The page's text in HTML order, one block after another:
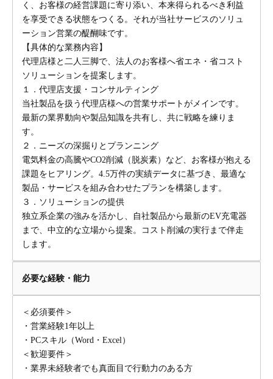
く、お客様の経営課題に寄り添い、本来得られるべき利益
を享受できる状態をつくる。それが当社サービスのソリュ
ーション営業の醍醐味です。
【具体的な業務内容】
代理店様と二人三脚で、法人のお客様へ省エネ・省コスト
ソリューションを提案します。
１．代理店支援・コンサルティング
当社製品を扱う代理店様への営業サポートがメインです。
最新の業界動向や製品知識を共有し、共に戦略を練りま
す。
２．ニーズの深掘りとプランニング
電気料金の高騰やCO2削減（脱炭素）など、お客様が抱える
課題をヒアリング。4.5万件の実績データに基づき、最適な
製品・サービスを組み合わせたプランを構築します。
３．ソリューションの提供
独立系企業の強みを活かし、自社製品から最新のEV充電器
まで、中立的な立場から提案。コスト削減の実行まで伴走
します。
必要な経験・能力
＜必須要件＞
・営業経験1年以上
・PCスキル（Word・Excel）
＜歓迎要件＞
・業界未経験者でも真面目で行動力のある方